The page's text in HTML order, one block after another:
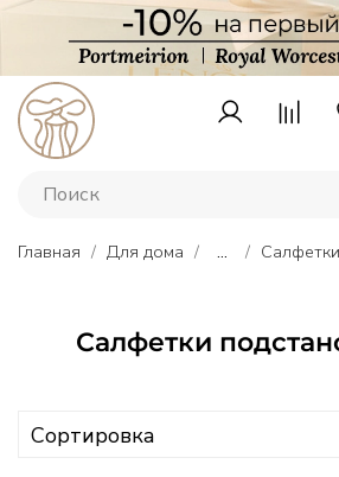
Главная Для дома ...
Салфетки
Тарелки
Lenox